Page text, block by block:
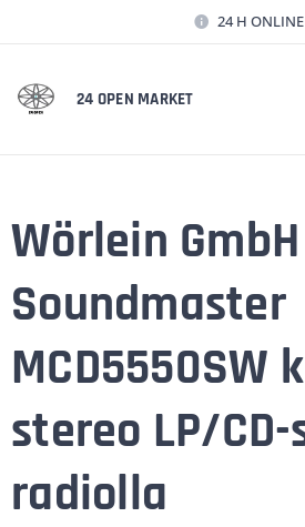
24 H ONLINE
24 OPEN MARKET
Wörlein
Soundmaster
MCD5550SW
stereo LP/
radiolla